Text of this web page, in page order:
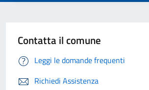
Contatta il comune
Leggi le domande frequenti
Richiedi Assistenza